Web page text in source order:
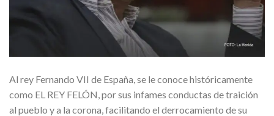
Al rey Fernando VII de España, se le conoce históricamente
como EL REY FELÓN, por sus infames conductas de traición
al pueblo y a la corona, facilitando el derrocamiento de su